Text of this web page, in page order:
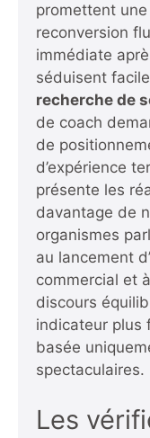
promettent
reconversion
immédiate
séduisent
recherche de
de coach
de
d’expérience
présente les
davantage de
organismes
au lancement
commercial et
discours
indicateur plus
basée
spectaculaires.
Les